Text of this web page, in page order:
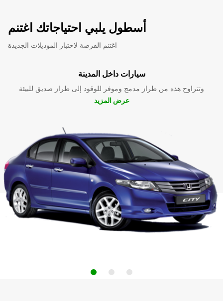
أسطول يلبي احتياجاتك اغتنم
اغتنم الفرصة لاختبار الموديلات الجديدة
سيارات داخل المدينة
وتتراوح هذه من طراز مدمج وموفر للوقود إلى طراز صديق للبيئة
عرض المزيد